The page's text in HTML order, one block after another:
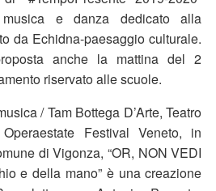
e danza dedicato alla
da Echidna-paesaggio culturale.
anche la mattina del 2
riservato alle scuole.
/ Tam Bottega D’Arte, Teatro
Festival Veneto, in
di Vigonza, “OR, NON VEDI
e della mano” è una creazione